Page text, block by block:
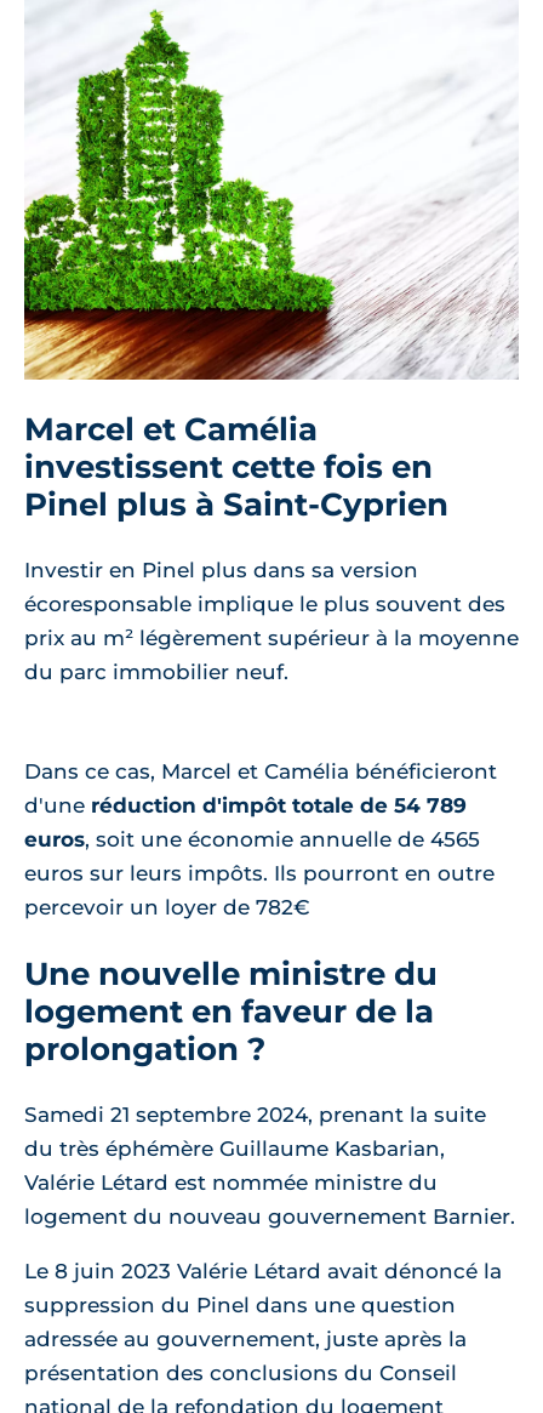
Marcel et Camélia
investissent cette fois en
Pinel plus à Saint-Cyprien
Investir en Pinel plus dans sa version
écoresponsable implique le plus souvent des
prix au m² légèrement supérieur à la moyenne
du parc immobilier neuf.
Dans ce cas, Marcel et Camélia bénéficieront
d'une réduction d'impôt totale de 54 789
euros, soit une économie annuelle de 4565
euros sur leurs impôts. Ils pourront en outre
percevoir un loyer de 782€
Une nouvelle ministre du
logement en faveur de la
prolongation ?
Samedi 21 septembre 2024, prenant la suite
du très éphémère Guillaume Kasbarian,
Valérie Létard est nommée ministre du
logement du nouveau gouvernement Barnier.
Le 8 juin 2023 Valérie Létard avait dénoncé la
suppression du Pinel dans une question
adressée au gouvernement, juste après la
présentation des conclusions du Conseil
national de la refondation du logement